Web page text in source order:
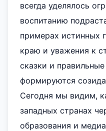
всегда уделялось
воспитанию
примерах истинных
краю и уважения к
сказки и
формируются
Сегодня мы видим,
западных странах
образования и